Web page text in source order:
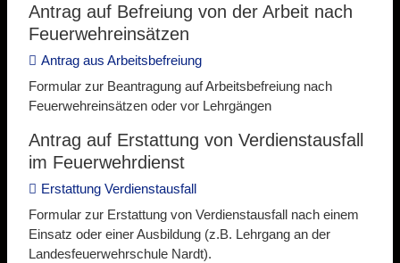
Antrag auf Befreiung von der Arbeit nach
Feuerwehreinsätzen
Antrag aus Arbeitsbefreiung
Formular zur Beantragung auf Arbeitsbefreiung nach
Feuerwehreinsätzen oder vor Lehrgängen
Antrag auf Erstattung von Verdienstausfall
im Feuerwehrdienst
Erstattung Verdienstausfall
Formular zur Erstattung von Verdienstausfall nach einem
Einsatz oder einer Ausbildung (z.B. Lehrgang an der
Landesfeuerwehrschule Nardt).